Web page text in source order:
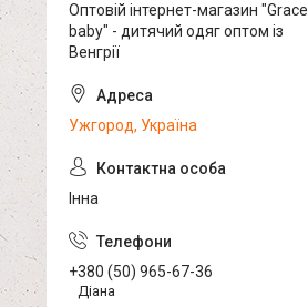
Оптовій інтернет-магазин "Grace
baby" - дитячий одяг оптом із
Венгрії
Ужгород, Україна
Інна
+380 (50) 965-67-36
Діана